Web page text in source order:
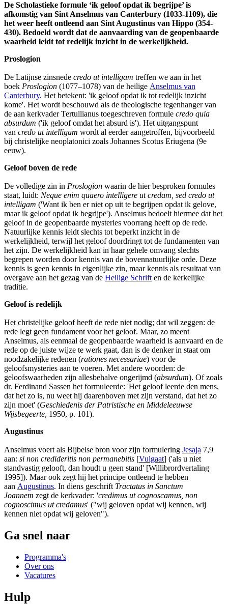
De Scholastieke formule ‘ik geloof opdat ik begrijpe’ is
afkomstig van Sint Anselmus van Canterbury (1033-1109), die
het weer heeft ontleend aan Sint Augustinus van Hippo (354-
430). Bedoeld wordt dat de aanvaarding van de geopenbaarde
waarheid leidt tot redelijk inzicht in de werkelijkheid.
Proslogion
De Latijnse zinsnede credo ut intelligam treffen we aan in het
boek Proslogion (1077–1078) van de heilige Anselmus van
Canterbury. Het betekent: 'ik geloof opdat ik tot redelijk inzicht
kome'. Het wordt beschouwd als de theologische tegenhanger van
de aan kerkvader Tertullianus toegeschreven formule credo quia
absurdum ('ik geloof omdat het absurd is'). Het uitgangspunt
van credo ut intelligam wordt al eerder aangetroffen, bijvoorbeeld
bij christelijke neoplatonici zoals Johannes Scotus Eriugena (9e
eeuw).
Geloof boven de rede
De volledige zin in Proslogion waarin de hier besproken formules
staat, luidt: Neque enim quaero intelligere ut credam, sed credo ut
intelligam ('Want ik ben er niet op uit te begrijpen opdat ik gelove,
maar ik geloof opdat ik begrijpe'). Anselmus bedoelt hiermee dat het
geloof in de geopenbaarde mysteries voorrang heeft op de rede.
Natuurlijke kennis leidt slechts tot beperkt inzicht in de
werkelijkheid, terwijl het geloof doordringt tot de fundamenten van
het zijn. De werkelijkheid kan in haar gehele omvang slechts
begrepen worden door kennis van de bovennatuurlijke orde. Deze
kennis is geen kennis in eigenlijke zin, maar kennis als resultaat van
overgave aan het gezag van de Heilige Schrift en de kerkelijke
traditie.
Geloof is redelijk
Het christelijke geloof heeft de rede niet nodig; dat wil zeggen: de
rede legt geen fundament voor het geloof. Maar, zo meent
Anselmus, als eenmaal de geopenbaarde waarheid is aanvaard en de
rede op de juiste wijze te werk gaat, dan is de denker in staat om
noodzakelijke redenen (rationes necessariae) voor de
geloofsmysteries aan te voeren. Met andere woorden: de
geloofswaarheden zijn allesbehalve ongerijmd (absurdum). Of zoals
dr. Ferdinand Sassen het formuleerde: 'Het geloof leerde den mens,
dat het zo is, nu weet hij daarenboven met zijn verstand, dat het zo
zijn moet' (Geschiedenis der Patristische en Middeleeuwse
Wijsbegeerte, 1950, p. 101).
Augustinus
Anselmus voert als Bijbelse bron voor zijn formulering Jesaja 7,9
aan: si non credideritis non permanebitis [Vulgaat] ('als u niet
standvastig gelooft, dan houdt u geen stand' [Willibrordvertaling
1995]). Maar ook zegt hij het principe ontleend te hebben
aan Augustinus. In diens geschrift Tractatus in Sanctum
Joannem zegt de kerkvader: 'credimus ut cognoscamus, non
cognoscimus ut credamus' ("wij geloven opdat wij kennen, wij
kennen niet opdat wij geloven").
Ga snel naar
Programma's
Over ons
Vacatures
Hulp